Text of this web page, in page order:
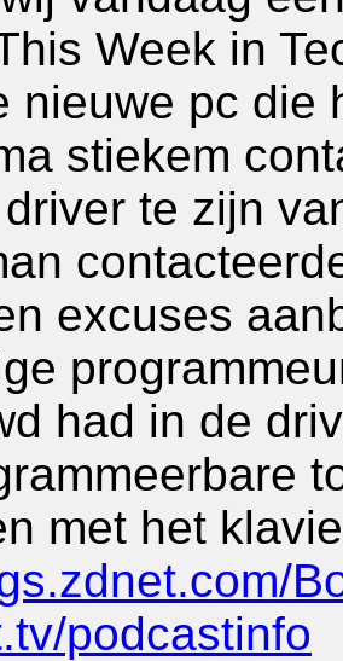
Week in
nieuwe pc die
stiekem
te zijn
excuses
had in de
met het
podcastinfo